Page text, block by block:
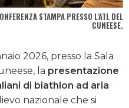
STAMPA PRESSO L'ATL DEL
CUNEESE.
2026, presso la Sala
la presentazione
di biathlon ad aria
nazionale che si